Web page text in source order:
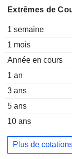
Extrêmes de
1 semaine
1 mois
Année en cours
1 an
3 ans
5 ans
10 ans
Plus de